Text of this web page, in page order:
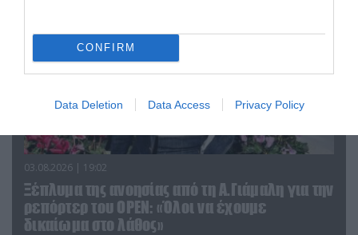
CONFIRM
Data Deletion Data Access Privacy Policy
03.08.2026 | 19:02
Ξέπλυμα της ανοησίας από τη Α.Γιάμαλη για την
ρεπόρτερ του ΟΡΕΝ: «Όλοι να έχουμε
δικαίωμα στο λάθος»